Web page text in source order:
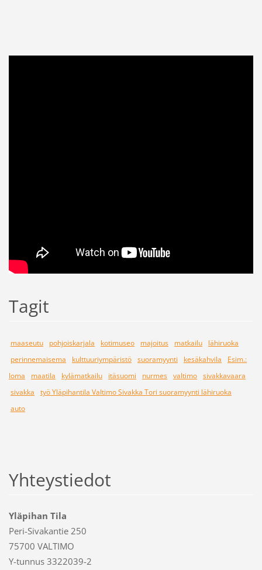
Tagit
maaseutu pohjoiskarjala kotimuseo majoitus matkailu
lähiruoka
perinnemaisema
kulttuuriympäristö suoramyynti kesäkahvila
Esim.:
loma
maatila kylämatkailu itäsuomi nurmes valtimo sivakkavaara
sivakka
työ Yläpihantila Valtimo Sivakka Tori suoramyynti lähiruoka
auto
Yhteystiedot
Yläpihan Tila
Peri-Sivakantie 250
75700 VALTIMO
Y-tunnus 3322039-2